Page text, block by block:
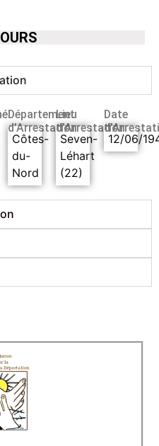
Département
d’Arrestation
Côtes-
du-
Nord
Lieu
d’Arrestation
Seven-
Léhart
(22)
Date
12/06/